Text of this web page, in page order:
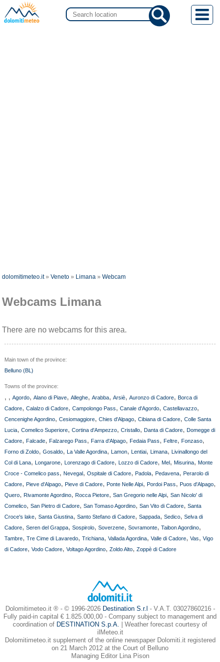
dolomitimeteo.it»Veneto » Limana »Webcam
Webcams Limana
There are no webcams for this area.
Main town of the province:
Belluno (BL)
Towns of the province:
, , Agordo, Alano di Piave, Alleghe, Arabba, Arsiè, Auronzo di Cadore, Borca di
Cadore, Calalzo di Cadore, Campolongo Pass, Canale d'Agordo, Castellavazzo,
Cencenighe Agordino, Cesiomaggiore, Chies d'Alpago, Cibiana di Cadore, Colle Santa
Lucia, Comelico Superiore, Cortina d'Ampezzo, Cristallo, Danta di Cadore, Domegge di
Cadore, Falcade, Falzarego Pass, Farra d'Alpago, Fedaia Pass, Feltre, Fonzaso,
Forno di Zoldo, Gosaldo, La Valle Agordina, Lamon, Lentiai, Limana, Livinallongo del
Col di Lana, Longarone, Lorenzago di Cadore, Lozzo di Cadore, Mel, Misurina, Monte
Croce - Comelico pass, Nevegal, Ospitale di Cadore, Padola, Pedavena, Perarolo di
Cadore, Pieve d'Alpago, Pieve di Cadore, Ponte Nelle Alpi, Pordoi Pass, Puos d'Alpago,
Quero, Rivamonte Agordino, Rocca Pietore, San Gregorio nelle Alpi, San Nicolo' di
Comelico, San Pietro di Cadore, San Tomaso Agordino, San Vito di Cadore, Santa
Croce's lake, Santa Giustina, Santo Stefano di Cadore, Sappada, Sedico, Selva di
Cadore, Seren del Grappa, Sospirolo, Soverzene, Sovramonte, Taibon Agordino,
Tambre, Tre Cime di Lavaredo, Trichiana, Vallada Agordina, Valle di Cadore, Vas, Vigo
di Cadore, Vodo Cadore, Voltago Agordino, Zoldo Alto, Zoppè di Cadore
Dolomitimeteo.it ® - © 1996-2026 Destination S.r.l - V.A.T. 03027860216 -
Fully paid-in capital € 1.825.000,00 - Company subject to management and
coordination of DESTINATION S.p.A. | Weather forecast courtesy of
ilMeteo.it
Dolomitimeteo.it supplement of the online newspaper Dolomiti.it registered
on 21 March 2012 at the Court of Belluno
Managing Editor Lina Pison